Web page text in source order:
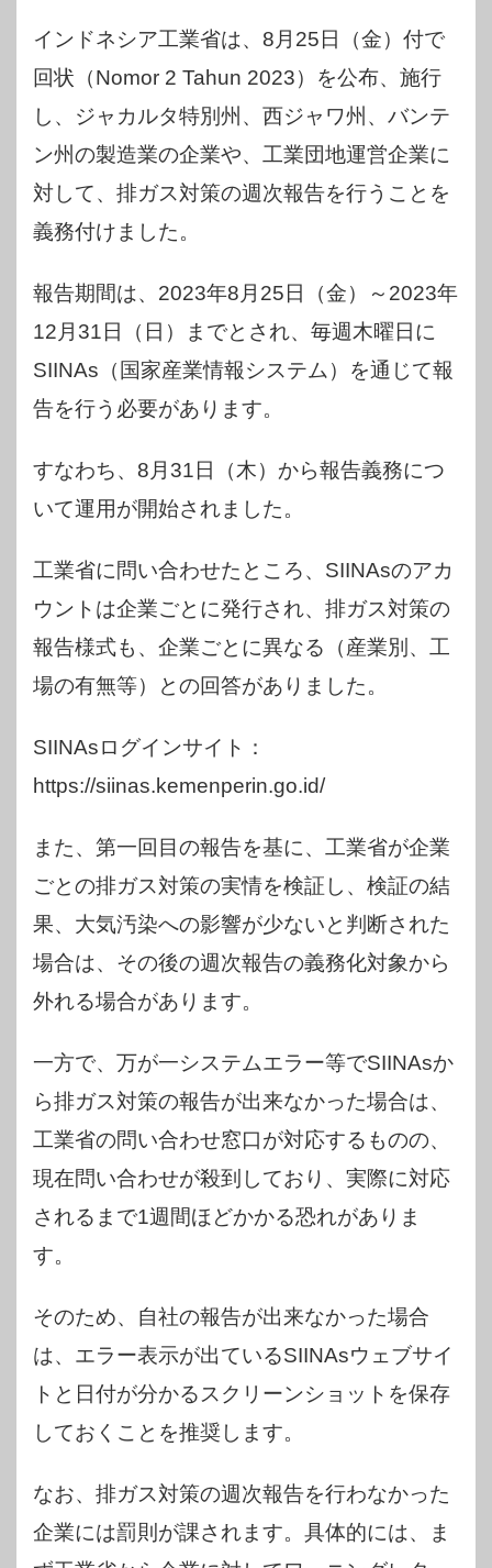
インドネシア工業省は、8月25日（金）付で
回状（Nomor 2 Tahun 2023）を公布、施行
し、ジャカルタ特別州、西ジャワ州、バンテ
ン州の製造業の企業や、工業団地運営企業に
対して、排ガス対策の週次報告を行うことを
義務付けました。
報告期間は、2023年8月25日（金）～2023年
12月31日（日）までとされ、毎週木曜日に
SIINAs（国家産業情報システム）を通じて報
告を行う必要があります。
すなわち、8月31日（木）から報告義務につ
いて運用が開始されました。
工業省に問い合わせたところ、SIINAsのアカ
ウントは企業ごとに発行され、排ガス対策の
報告様式も、企業ごとに異なる（産業別、工
場の有無等）との回答がありました。
SIINAsログインサイト：
https://siinas.kemenperin.go.id/
また、第一回目の報告を基に、工業省が企業
ごとの排ガス対策の実情を検証し、検証の結
果、大気汚染への影響が少ないと判断された
場合は、その後の週次報告の義務化対象から
外れる場合があります。
一方で、万が一システムエラー等でSIINAsか
ら排ガス対策の報告が出来なかった場合は、
工業省の問い合わせ窓口が対応するものの、
現在問い合わせが殺到しており、実際に対応
されるまで1週間ほどかかる恐れがありま
す。
そのため、自社の報告が出来なかった場合
は、エラー表示が出ているSIINAsウェブサイ
トと日付が分かるスクリーンショットを保存
しておくことを推奨します。
なお、排ガス対策の週次報告を行わなかった
企業には罰則が課されます。具体的には、ま